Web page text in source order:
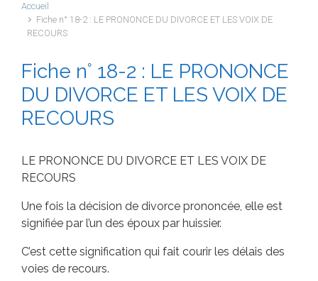
Accueil
Fiche n° 18-2 : LE PRONONCE DU DIVORCE ET LES VOIX DE
RECOURS
Fiche n° 18-2 : LE PRONONCE
DU DIVORCE ET LES VOIX DE
RECOURS
LE PRONONCE DU DIVORCE ET LES VOIX DE
RECOURS
Une fois la décision de divorce prononcée, elle est
signifiée par l’un des époux par huissier.
C’est cette signification qui fait courir les délais des
voies de recours.